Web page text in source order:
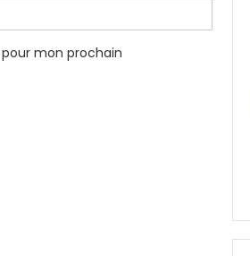
mon prochain